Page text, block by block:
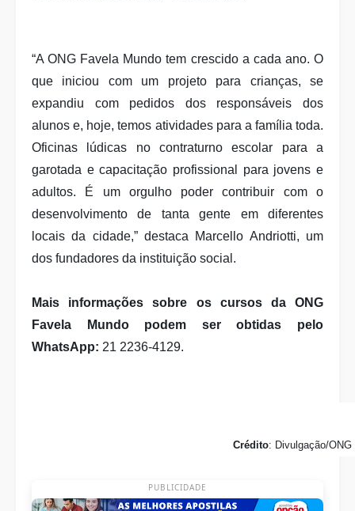
“A ONG Favela Mundo tem crescido a cada ano. O
que iniciou com um projeto para crianças, se
expandiu com pedidos dos responsáveis dos
alunos e, hoje, temos atividades para a família toda.
Oficinas lúdicas no contraturno escolar para a
garotada e capacitação profissional para jovens e
adultos. É um orgulho poder contribuir com o
desenvolvimento de tanta gente em diferentes
locais da cidade,” destaca Marcello Andriotti, um
dos fundadores da instituição social.
Mais informações sobre os cursos da ONG
Favela Mundo podem ser obtidas pelo
WhatsApp: 21 2236-4129.
Crédito: Divulgação/ONG
PUBLICIDADE